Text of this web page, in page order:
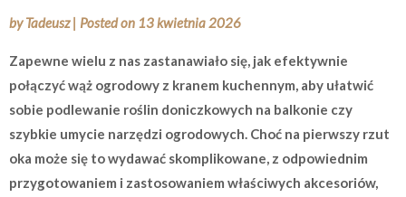
byTadeusz | Posted on 13 kwietnia 2026
Zapewne wielu z nas zastanawiało się, jak efektywnie
połączyć wąż ogrodowy z kranem kuchennym, aby ułatwić
sobie podlewanie roślin doniczkowych na balkonie czy
szybkie umycie narzędzi ogrodowych. Choć na pierwszy rzut
oka może się to wydawać skomplikowane, z odpowiednim
przygotowaniem i zastosowaniem właściwych akcesoriów,